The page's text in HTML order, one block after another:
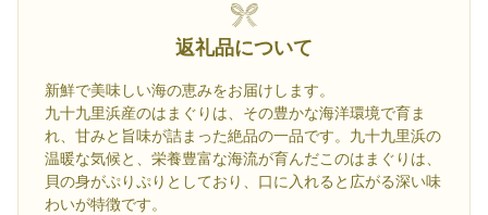
返礼品について
新鮮で美味しい海の恵みをお届けします。
九十九里浜産のはまぐりは、その豊かな海洋環境で育ま
れ、甘みと旨味が詰まった絶品の一品です。九十九里浜の
温暖な気候と、栄養豊富な海流が育んだこのはまぐりは、
貝の身がぷりぷりとしており、口に入れると広がる深い味
わいが特徴です。